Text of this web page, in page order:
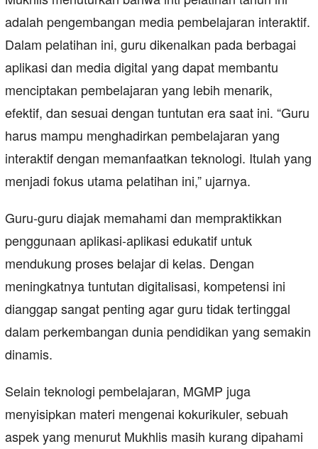
adalah pengembangan media pembelajaran interaktif.
Dalam pelatihan ini, guru dikenalkan pada berbagai
aplikasi dan media digital yang dapat membantu
menciptakan pembelajaran yang lebih menarik,
efektif, dan sesuai dengan tuntutan era saat ini. “Guru
harus mampu menghadirkan pembelajaran yang
interaktif dengan memanfaatkan teknologi. Itulah yang
menjadi fokus utama pelatihan ini,” ujarnya.
Guru-guru diajak memahami dan mempraktikkan
penggunaan aplikasi-aplikasi edukatif untuk
mendukung proses belajar di kelas. Dengan
meningkatnya tuntutan digitalisasi, kompetensi ini
dianggap sangat penting agar guru tidak tertinggal
dalam perkembangan dunia pendidikan yang semakin
dinamis.
Selain teknologi pembelajaran, MGMP juga
menyisipkan materi mengenai kokurikuler, sebuah
aspek yang menurut Mukhlis masih kurang dipahami